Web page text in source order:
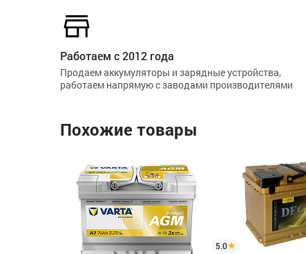
Работаем с 2012 года
Продаем аккумуляторы и зарядные устройства,
работаем напрямую с заводами производителями
Похожие товары
5.0